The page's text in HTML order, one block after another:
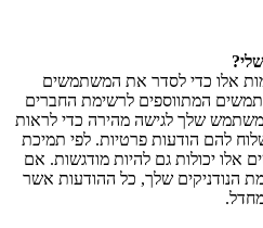
אלו כדי לסדר את המשתמשים
המתווספים לרשימת החברים
שלך לגישה מהירה כדי לראות
להם הודעות פרטיות. לפי תמיכת
יכולות גם להיות מודגשות. אם
הנודניקים שלך, כל ההודעות אשר